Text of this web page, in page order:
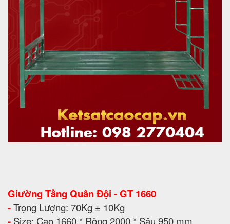
Giường Tầng Quân Đội - GT 1660
-Trọng Lượng: 70Kg ± 10Kg
- Size: Cao 1660 * Rộng 2000 * Sâu 950 mm